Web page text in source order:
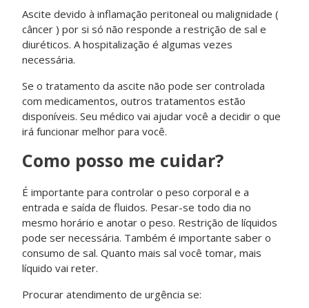
Ascite devido à inflamação peritoneal ou malignidade (
câncer ) por si só não responde a restrição de sal e
diuréticos. A hospitalização é algumas vezes
necessária.
Se o tratamento da ascite não pode ser controlada
com medicamentos, outros tratamentos estão
disponíveis. Seu médico vai ajudar você a decidir o que
irá funcionar melhor para você.
Como posso me cuidar?
É importante para controlar o peso corporal e a
entrada e saída de fluidos. Pesar-se todo dia no
mesmo horário e anotar o peso. Restrição de líquidos
pode ser necessária. Também é importante saber o
consumo de sal. Quanto mais sal você tomar, mais
líquido vai reter.
Procurar atendimento de urgência se: